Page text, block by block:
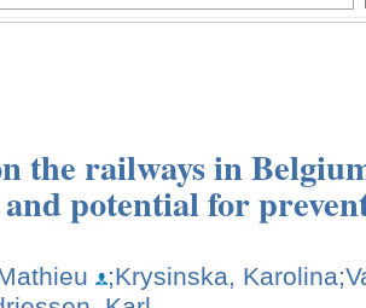
the railways in
potential for
;Krysinska, Karolina